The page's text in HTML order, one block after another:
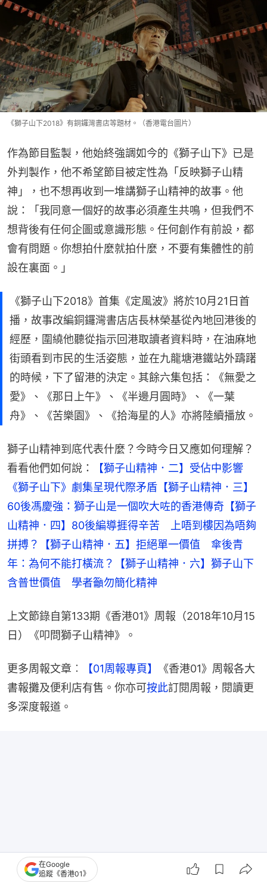
《獅子山下2018》有銅鑼灣書店等題材。（香港電台圖片）
作為節目監製，他始終強調如今的《獅子山下》已是
外判製作，他不希望節目被定性為「反映獅子山精
神」，也不想再收到一堆講獅子山精神的故事。他
說：「我同意一個好的故事必須產生共鳴，但我們不
想背後有任何企圖或意識形態。任何創作有前設，都
會有問題。你想拍什麼就拍什麼，不要有集體性的前
設在裏面。」
《獅子山下2018》首集《定風波》將於10月21日首
播，故事改編銅鑼灣書店店長林榮基從內地回港後的
經歷，圍繞他聽從指示回港取讀者資料時，在油麻地
街頭看到市民的生活姿態，並在九龍塘港鐵站外躊躇
的時候，下了留港的決定。其餘六集包括：《無愛之
愛》、《那日上午》、《半邊月圓時》、《一葉
舟》、《苦樂園》、《拾海星的人》亦將陸續播放。
獅子山精神到底代表什麼？今時今日又應如何理解？
看看他們如何說：
【獅子山精神．二】受佔中影響
《獅子山下》劇集呈現代際矛盾 【獅子山精神．三】
60後馮慶強：獅子山是一個吹大咗的香港傳奇 【獅子
山精神．四】80後編導捱得辛苦　上唔到樓因為唔夠
拼搏？
【獅子山精神．五】拒絕單一價值　傘後青
年：為何不能打橫流？
【獅子山精神．六】獅子山下
含普世價值　學者籲勿簡化精神
上文節錄自第133期《香港01》周報（2018年10月15
日）《叩問獅子山精神》。
更多周報文章︰ 【01周報專頁】
《香港01》周報各大
書報攤及便利店有售。你亦可按此訂閱周報，閱讀更
多深度報道。
在Google
追蹤《香港01》